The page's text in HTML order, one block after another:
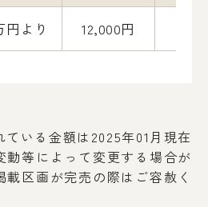
円より 12,000円
いる金額は2025年01月現在
動等によって変更する場合が
載区画が完売の際はご容赦く